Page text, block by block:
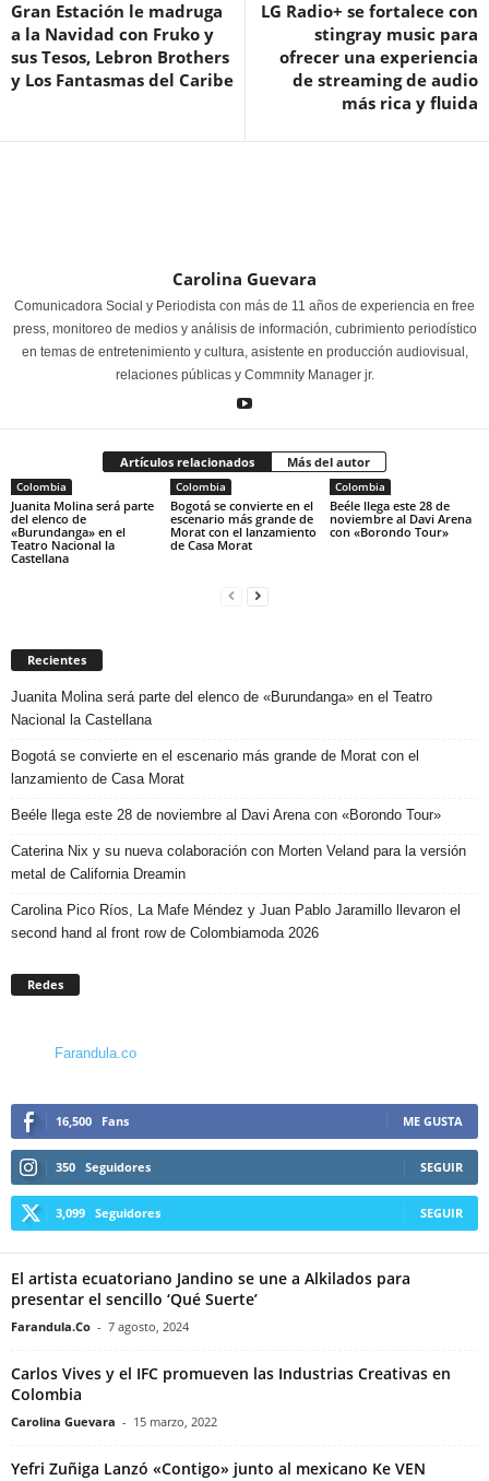
Gran Estación le madruga
a la Navidad con Fruko y
sus Tesos, Lebron Brothers
y Los Fantasmas del Caribe
LG Radio+ se fortalece con
stingray music para
ofrecer una experiencia
de streaming de audio
más rica y fluida
Carolina Guevara
Comunicadora Social y Periodista con más de 11 años de experiencia en free
press, monitoreo de medios y análisis de información, cubrimiento periodístico
en temas de entretenimiento y cultura, asistente en producción audiovisual,
relaciones públicas y Commnity Manager jr.
Artículos relacionados Más del autor
Colombia
Juanita Molina será parte
del elenco de
«Burundanga» en el
Teatro Nacional la
Castellana
Colombia
Bogotá se convierte en el
escenario más grande de
Morat con el lanzamiento
de Casa Morat
Colombia
Beéle llega este 28 de
noviembre al Davi Arena
con «Borondo Tour»
Recientes
Juanita Molina será parte del elenco de «Burundanga» en el Teatro
Nacional la Castellana
Bogotá se convierte en el escenario más grande de Morat con el
lanzamiento de Casa Morat
Beéle llega este 28 de noviembre al Davi Arena con «Borondo Tour»
Caterina Nix y su nueva colaboración con Morten Veland para la versión
metal de California Dreamin
Carolina Pico Ríos, La Mafe Méndez y Juan Pablo Jaramillo llevaron el
second hand al front row de Colombiamoda 2026
Redes
Farandula.co
16,500 Fans ME GUSTA
350 Seguidores SEGUIR
3,099 Seguidores SEGUIR
El artista ecuatoriano Jandino se une a Alkilados para
presentar el sencillo ‘Qué Suerte’
Farandula.Co - 7 agosto, 2024
Carlos Vives y el IFC promueven las Industrias Creativas en
Colombia
Carolina Guevara - 15 marzo, 2022
Yefri Zuñiga Lanzó «Contigo» junto al mexicano Ke VEN